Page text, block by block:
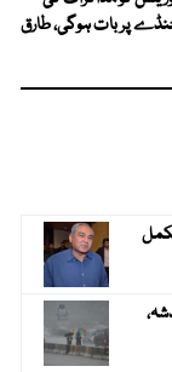
پر بات ہوگی، طارق